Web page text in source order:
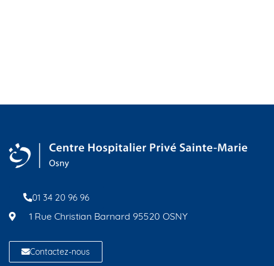
01 34 20 96 96
1 Rue Christian Barnard 95520 OSNY
Contactez-nous